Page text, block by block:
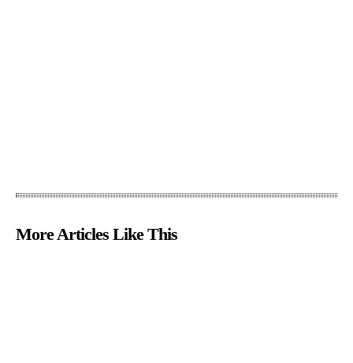
More Articles Like This